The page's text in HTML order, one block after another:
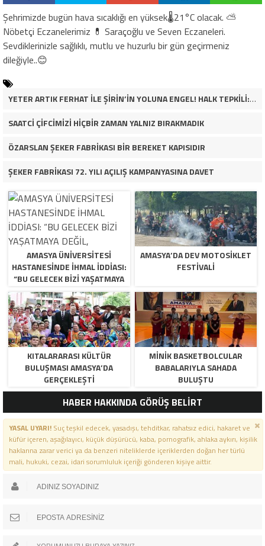
Şehrimizde bugün hava sıcaklığı en yüksek🌡21°C olacak. ⛅️
Nöbetçi Eczanelerimiz 💊 Saraçoğlu ve Seven Eczaneleri.
Sevdiklerinizle sağlıklı, mutlu ve huzurlu bir gün geçirmeniz
dileğiyle..😊
YETER ARTIK FERHAT İLE ŞİRİN’İN YOLUNA ENGEL! HALK TEPKİLİ: “YOLU KAPATMAK ÇÖZÜM DEĞİL, GÖREVİNİ YAP!”
SAATCİ ÇİFCİMİZİ HİÇBİR ZAMAN YALNIZ BIRAKMADIK
ÖZARSLAN ŞEKER FABRİKASI BİR BEREKET KAPISIDIR
ŞEKER FABRİKASI 72. YILI AÇILIŞ KAMPANYASINA DAVET
AMASYA ÜNİVERSİTESİ
HASTANESİNDE İHMAL İDDİASI:
“BU GELECEK BİZİ YAŞATMAYA
DEĞİL, ÖLDÜRMEYE GELİYOR!”
AMASYA’DA DEV MOTOSIKLET
FESTIVALI
KITALARARASI KÜLTÜR
BULUŞMASI AMASYA’DA
GERÇEKLEŞTI
MINIK BASKETBOLCULAR
BABALARIYLA SAHADA
BULUŞTU
HABER HAKKINDA GÖRÜŞ BELİRT
YASAL UYARI!Suç teşkil edecek, yasadışı, tehditkar, rahatsız edici, hakaret ve
küfür içeren, aşağılayıcı, küçük düşürücü, kaba, pornografik, ahlaka aykırı, kişilik
haklarına zarar verici ya da benzeri niteliklerde içeriklerden doğan her türlü
mali, hukuki, cezai, idari sorumluluk içeriği gönderen kişiye aittir.